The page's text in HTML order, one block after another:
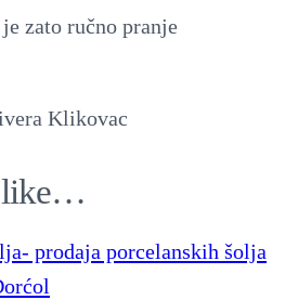
zato ručno pranje
Klikovac
like…